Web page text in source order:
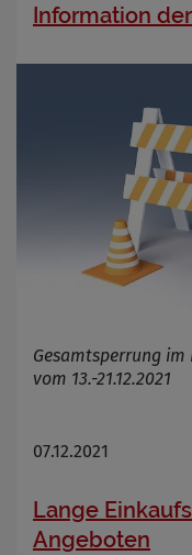
Information
Gesamtsperrung im
vom 13.-21.12.2021
07.12.2021
Lange
Angeboten